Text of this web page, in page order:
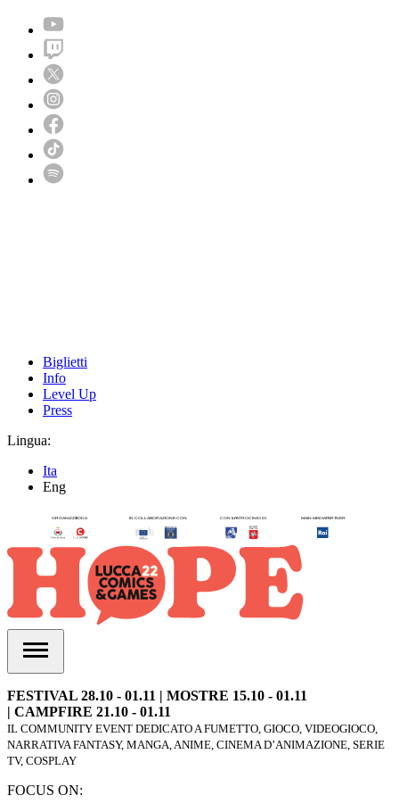
Biglietti
Info
Level Up
Press
Lingua:
Ita
Eng
FESTIVAL 28.10 - 01.11 | MOSTRE 15.10 - 01.11
| CAMPFIRE 21.10 - 01.11
IL COMMUNITY EVENT DEDICATO A FUMETTO, GIOCO, VIDEOGIOCO,
NARRATIVA FANTASY, MANGA, ANIME, CINEMA D’ANIMAZIONE, SERIE
TV, COSPLAY
FOCUS ON: